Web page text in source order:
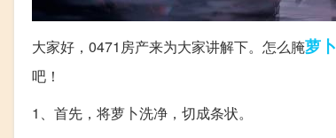
大家好，0471房产来为大家讲解下。怎么腌萝卜
吧！
1、首先，将萝卜洗净，切成条状。